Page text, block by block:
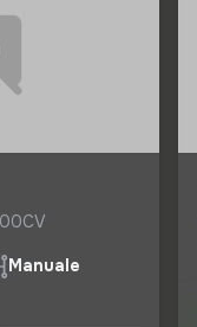
Manuale